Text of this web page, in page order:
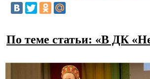
По теме статьи: «В ДК